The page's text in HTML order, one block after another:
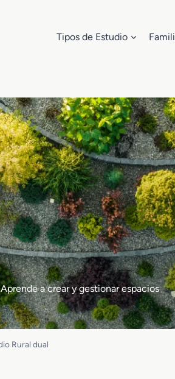
Tipos de Estudio
a crear y gestionar espacios
Rural dual